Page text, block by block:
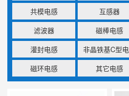
共模电感
互感器
滤波器
磁棒电感
灌封电感
非晶铁基C型
磁环电感
其它电感